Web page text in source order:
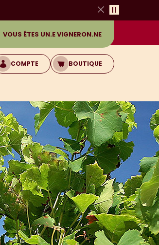
Fermer
VOUS ÊTES UN.E VIGNERON.NE
COMPTE BOUTIQUE